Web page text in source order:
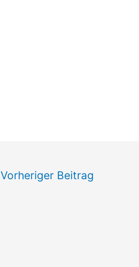
Vorheriger Beitrag